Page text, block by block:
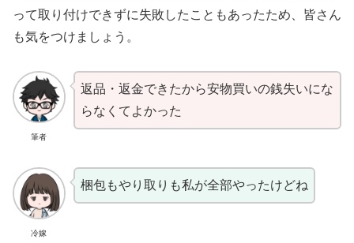
って取り付けできずに失敗したこともあったため、皆さん
も気をつけましょう。
筆者
返品・返金できたから安物買いの銭失いにな
らなくてよかった
冷嫁
梱包もやり取りも私が全部やったけどね